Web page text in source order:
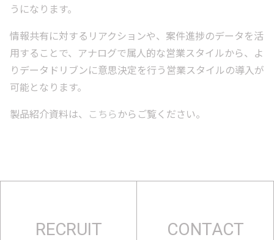
うになります。
情報共有に対するリアクションや、案件進捗のデータを活
用することで、アナログで属人的な営業スタイルから、よ
りデータドリブンに意思決定を行う営業スタイルの導入が
可能となります。
製品紹介資料は、 こちらからご覧ください。
RECRUIT CONTACT